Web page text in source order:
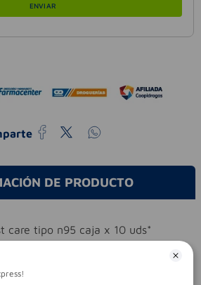
ENVIAR
DE PRODUCTO
care tipo n95 caja x 10 uds*
activa)